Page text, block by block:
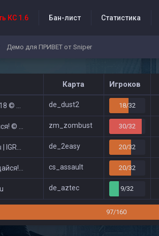
КС 1.6 Бан-лист Статистика
Демо для ПРИВЕТ от Sniper
Карта Игроков
de_dust2 18/32
Show zm_zombust 30/32
ツ █ de_2easy 20/32
cs_assault 20/32
de_aztec 9/32
97/160